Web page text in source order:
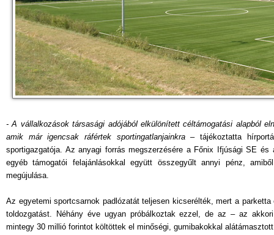
- A vállalkozások társasági adójából elkülönített céltámogatási alapból
amik már igencsak ráfértek sportingatlanjainkra– tájékoztatta
sportigazgatója. Az anyagi forrás megszerzésére a Főnix Ifjúsági SE
egyéb támogatói felajánlásokkal együtt összegyűlt annyi pénz,
megújulása.
Az egyetemi sportcsarnok padlózatát teljesen kicserélték, mert a
toldozgatást. Néhány éve ugyan próbálkoztak ezzel, de az – az
mintegy 30 millió forintot költöttek el minőségi, gumibakokkal